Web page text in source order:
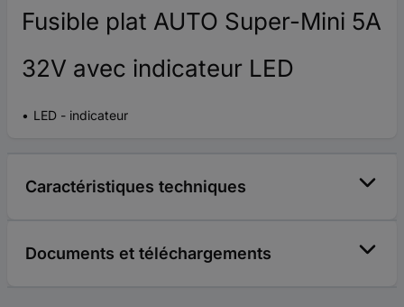
Fusible plat AUTO Super-Mini 5A
32V avec indicateur LED
LED - indicateur
Caractéristiques techniques
Documents et téléchargements